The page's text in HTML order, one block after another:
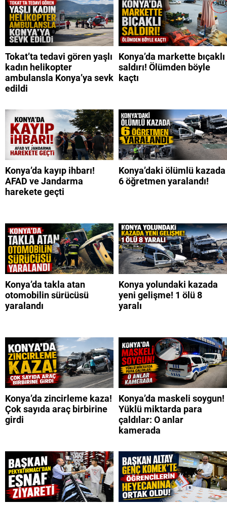
Tokat’ta tedavi gören yaşlı
kadın helikopter
ambulansla Konya’ya sevk
edildi
Konya’da markette bıçaklı
saldırı! Ölümden böyle
kaçtı
Konya’da kayıp ihbarı!
AFAD ve Jandarma
harekete geçti
Konya’daki ölümlü kazada
6 öğretmen yaralandı!
Konya’da takla atan
otomobilin sürücüsü
yaralandı
Konya yolundaki kazada
yeni gelişme! 1 ölü 8
yaralı
Konya’da zincirleme kaza!
Çok sayıda araç birbirine
girdi
Konya’da maskeli soygun!
Yüklü miktarda para
çaldılar: O anlar
kamerada